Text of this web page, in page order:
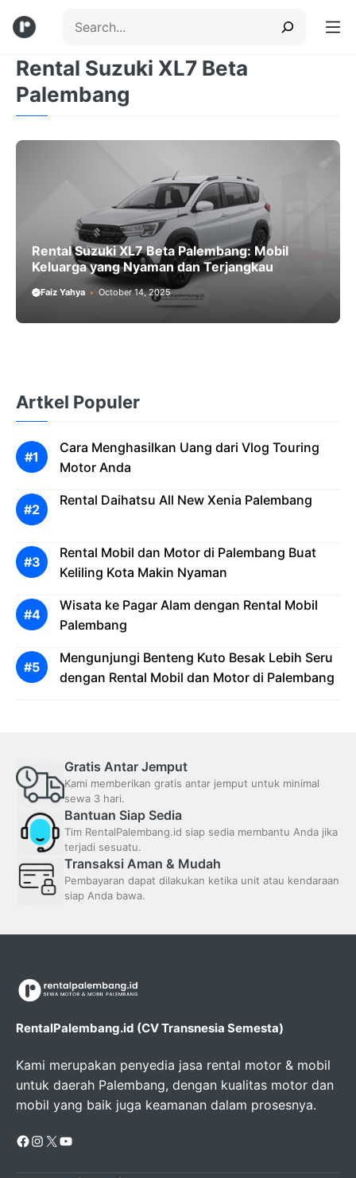
Menu
Rental Suzuki XL7 Beta
Palembang
Rental Suzuki XL7 Beta Palembang: Mobil
Keluarga yang Nyaman dan Terjangkau
Faiz Yahya October 14, 2025
Artkel Populer
Cara Menghasilkan Uang dari Vlog Touring
Motor Anda
Rental Daihatsu All New Xenia Palembang
Rental Mobil dan Motor di Palembang Buat
Keliling Kota Makin Nyaman
Wisata ke Pagar Alam dengan Rental Mobil
Palembang
Mengunjungi Benteng Kuto Besak Lebih Seru
dengan Rental Mobil dan Motor di Palembang
Gratis Antar Jemput
Kami memberikan gratis antar jemput untuk minimal
sewa 3 hari.
Bantuan Siap Sedia
Tim RentalPalembang.id siap sedia membantu Anda jika
terjadi sesuatu.
Transaksi Aman & Mudah
Pembayaran dapat dilakukan ketika unit atau kendaraan
siap Anda bawa.
RentalPalembang.id (CV Transnesia Semesta)
Kami merupakan penyedia jasa rental motor & mobil
untuk daerah Palembang, dengan kualitas motor dan
mobil yang baik juga keamanan dalam prosesnya.
Facebook
Instagram
X YouTube